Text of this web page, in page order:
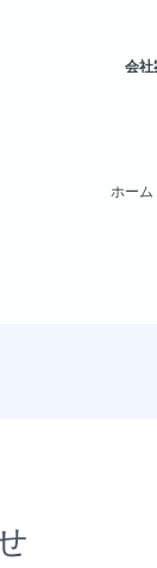
会社
ホーム